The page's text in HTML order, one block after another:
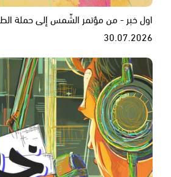
اول خبر - من مؤتمر الشّمس إلى حملة
30.07.2026